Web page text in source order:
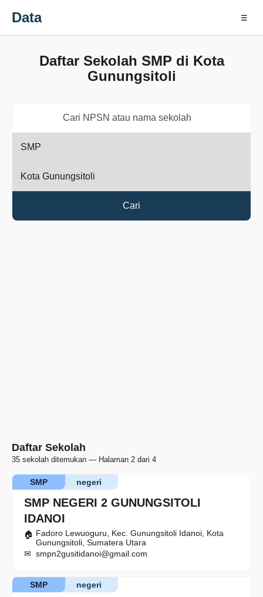
Data ☰
Daftar Sekolah SMP di Kota
Gunungsitoli
Cari
Daftar Sekolah
35 sekolah ditemukan — Halaman 2 dari 4
SMP NEGERI 2 GUNUNGSITOLI
IDANOI
negeri
SMP
Fadoro Lewuoguru, Kec. Gunungsitoli Idanoi, Kota
Gunungsitoli, Sumatera Utara
smpn2gusitidanoi@gmail.com
negeri
SMP